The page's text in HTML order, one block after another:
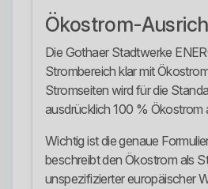
Ökostrom-
Die Gothaer Stadtwerke
Strombereich klar mit
Stromseiten wird für die
ausdrücklich 100 % Ökostrom
Wichtig ist die genaue
beschreibt den Ökostrom als
unspezifizierter europäischer